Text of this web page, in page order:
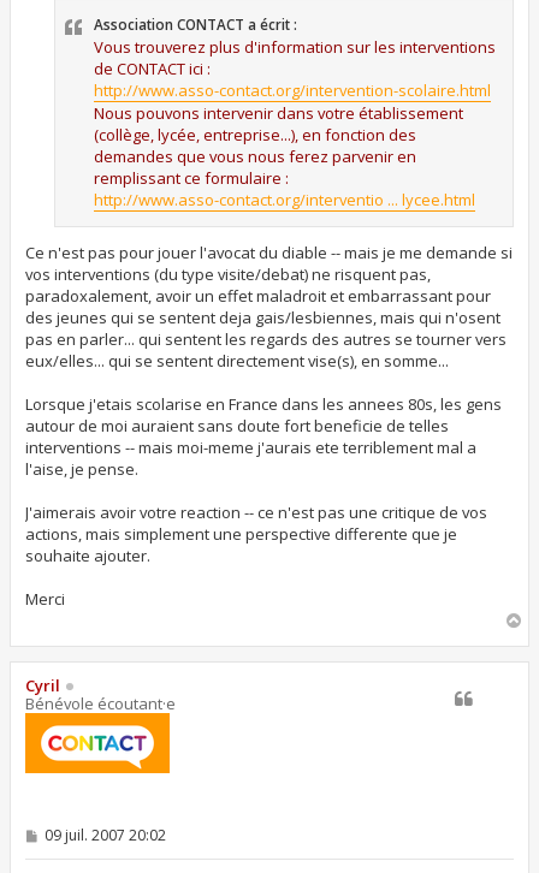
Association CONTACT a écrit :
Vous trouverez plus d'information sur les interventions
de CONTACT ici :
http://www.asso-contact.org/intervention-scolaire.html
Nous pouvons intervenir dans votre établissement
(collège, lycée, entreprise...), en fonction des
demandes que vous nous ferez parvenir en
remplissant ce formulaire :
http://www.asso-contact.org/interventio ... lycee.html
Ce n'est pas pour jouer l'avocat du diable -- mais je me demande si
vos interventions (du type visite/debat) ne risquent pas,
paradoxalement, avoir un effet maladroit et embarrassant pour
des jeunes qui se sentent deja gais/lesbiennes, mais qui n'osent
pas en parler... qui sentent les regards des autres se tourner vers
eux/elles... qui se sentent directement vise(s), en somme...
Lorsque j'etais scolarise en France dans les annees 80s, les gens
autour de moi auraient sans doute fort beneficie de telles
interventions -- mais moi-meme j'aurais ete terriblement mal a
l'aise, je pense.
J'aimerais avoir votre reaction -- ce n'est pas une critique de vos
actions, mais simplement une perspective differente que je
souhaite ajouter.
Merci
u
Cyril
Bénévole écoutant·e
M
09 juil. 2007 20:02